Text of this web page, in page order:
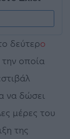
δεύτερο
οποία
να δώσει
μέρες του
της